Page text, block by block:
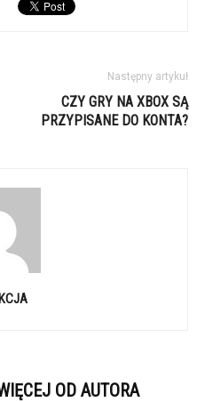
Następny artykuł
CZY GRY NA XBOX SĄ
PRZYPISANE DO KONTA?
OD AUTORA